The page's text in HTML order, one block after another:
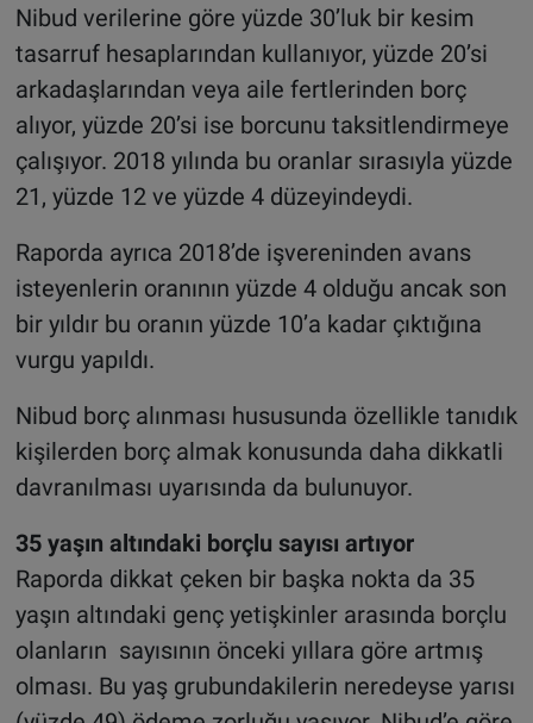
Nibud verilerine göre yüzde 30’luk bir kesim
tasarruf hesaplarından kullanıyor, yüzde 20’si
arkadaşlarından veya aile fertlerinden borç
alıyor, yüzde 20’si ise borcunu taksitlendirmeye
çalışıyor. 2018 yılında bu oranlar sırasıyla yüzde
21, yüzde 12 ve yüzde 4 düzeyindeydi.
Raporda ayrıca 2018’de işvereninden avans
isteyenlerin oranının yüzde 4 olduğu ancak son
bir yıldır bu oranın yüzde 10’a kadar çıktığına
vurgu yapıldı.
Nibud borç alınması hususunda özellikle tanıdık
kişilerden borç almak konusunda daha dikkatli
davranılması uyarısında da bulunuyor.
35 yaşın altındaki borçlu sayısı artıyor
Raporda dikkat çeken bir başka nokta da 35
yaşın altındaki genç yetişkinler arasında borçlu
olanların sayısının önceki yıllara göre artmış
olması. Bu yaş grubundakilerin neredeyse yarısı